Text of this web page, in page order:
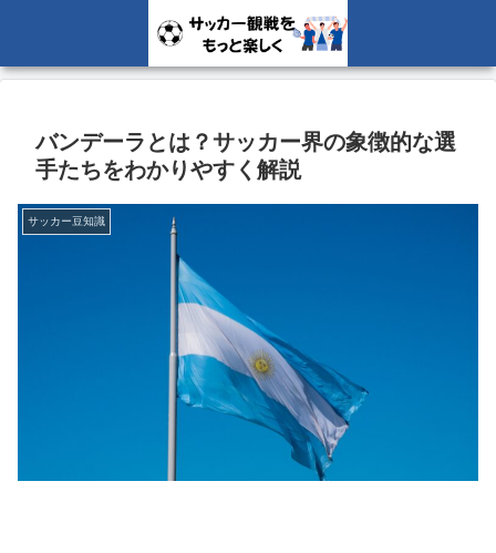
バンデーラとは？サッカー界の象徴的な選
手たちをわかりやすく解説
サッカー豆知識